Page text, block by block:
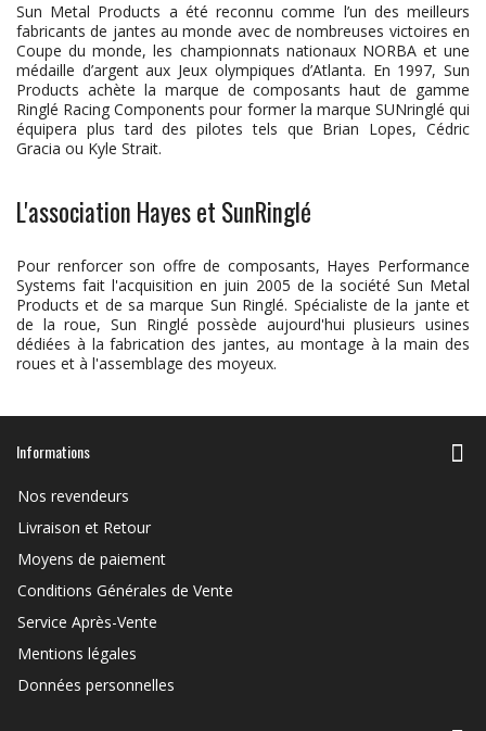
Sun Metal Products a été reconnu comme l’un des meilleurs
fabricants de jantes au monde avec de nombreuses victoires en
Coupe du monde, les championnats nationaux NORBA et une
médaille d’argent aux Jeux olympiques d’Atlanta. En 1997, Sun
Products achète la marque de composants haut de gamme
Ringlé Racing Components pour former la marque SUNringlé qui
équipera plus tard des pilotes tels que Brian Lopes, Cédric
Gracia ou Kyle Strait.
L'association Hayes et SunRinglé
Pour renforcer son offre de composants, Hayes Performance
Systems fait l'acquisition en juin 2005 de la société Sun Metal
Products et de sa marque Sun Ringlé. Spécialiste de la jante et
de la roue, Sun Ringlé possède aujourd'hui plusieurs usines
dédiées à la fabrication des jantes, au montage à la main des
roues et à l'assemblage des moyeux.
Informations
Nos revendeurs
Livraison et Retour
Moyens de paiement
Conditions Générales de Vente
Service Après-Vente
Mentions légales
Données personnelles